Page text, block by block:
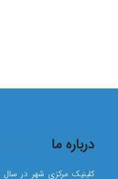
درباره ما